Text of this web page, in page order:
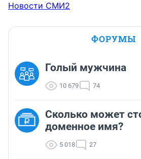
Новости СМИ2
ФОРУМЫ
Голый мужчина
10 679 74
Сколько может
доменное имя?
5 018 27